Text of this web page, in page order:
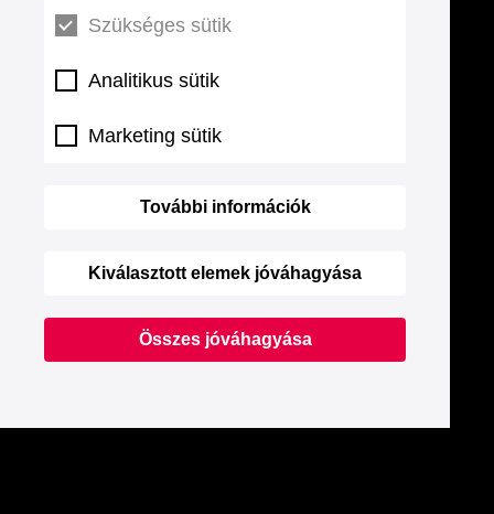
Szükséges sütik
Analitikus sütik
Marketing sütik
További információk
Kiválasztott elemek jóváhagyása
Összes jóváhagyása